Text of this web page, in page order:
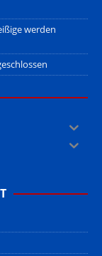
werden